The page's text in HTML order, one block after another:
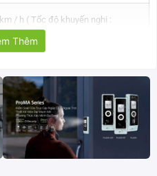
/ h ( Tốc độ khuyến nghị :
/ h)
Thêm